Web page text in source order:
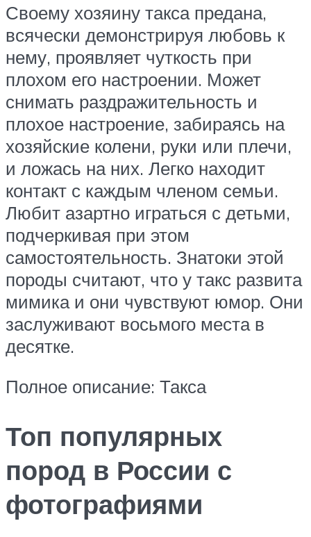
Своему хозяину такса предана,
всячески демонстрируя любовь к
нему, проявляет чуткость при
плохом его настроении. Может
снимать раздражительность и
плохое настроение, забираясь на
хозяйские колени, руки или плечи,
и ложась на них. Легко находит
контакт с каждым членом семьи.
Любит азартно играться с детьми,
подчеркивая при этом
самостоятельность. Знатоки этой
породы считают, что у такс развита
мимика и они чувствуют юмор. Они
заслуживают восьмого места в
десятке.
Полное описание: Такса
Топ популярных
пород в России с
фотографиями